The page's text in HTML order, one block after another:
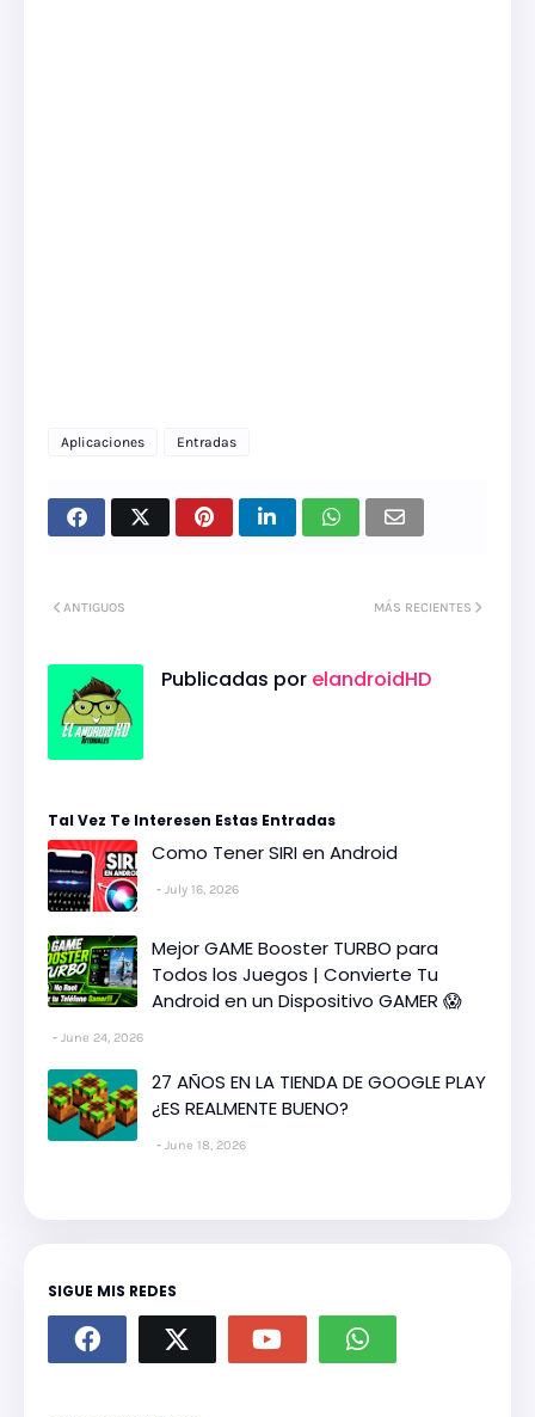
Aplicaciones Entradas
MÁS RECIENTES
ANTIGUOS
Publicadas por elandroidHD
Tal Vez Te Interesen Estas Entradas
Como Tener SIRI en Android
July 16, 2026
Mejor GAME Booster TURBO para
Todos los Juegos | Convierte Tu
Android en un Dispositivo GAMER 😱
June 24, 2026
27 AÑOS EN LA TIENDA DE GOOGLE PLAY
¿ES REALMENTE BUENO?
June 18, 2026
SIGUE MIS REDES